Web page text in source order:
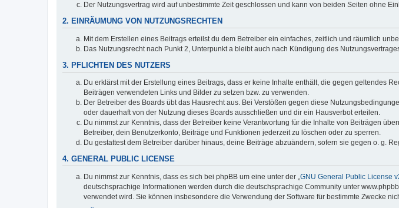
Der Nutzungsvertrag wird auf unbestimmte Zeit geschlossen und kann von beiden Seiten ohne
2. EINRÄUMUNG VON NUTZUNGSRECHTEN
Mit dem Erstellen eines Beitrags erteilst du dem Betreiber ein einfaches, zeitlich und räumlich
Das Nutzungsrecht nach Punkt 2, Unterpunkt a bleibt auch nach Kündigung des
3. PFLICHTEN DES NUTZERS
Du erklärst mit der Erstellung eines Beitrags, dass er keine Inhalte enthält, die gegen geltendes
Beiträgen verwendeten Links und Bilder zu setzen bzw. zu verwenden.
Der Betreiber des Boards übt das Hausrecht aus. Bei Verstößen gegen diese
oder dauerhaft von der Nutzung dieses Boards ausschließen und dir ein Hausverbot erteilen.
Du nimmst zur Kenntnis, dass der Betreiber keine Verantwortung für die Inhalte von Beiträgen
Betreiber, dein Benutzerkonto, Beiträge und Funktionen jederzeit zu löschen oder zu sperren.
Du gestattest dem Betreiber darüber hinaus, deine Beiträge abzuändern, sofern sie gegen o. g.
4. GENERAL PUBLIC LICENSE
Du nimmst zur Kenntnis, dass es sich bei phpBB um eine unter der „ GNU General Public License
deutschsprachige Informationen werden durch die deutschsprachige Community unter
verwendet wird. Sie können insbesondere die Verwendung der Software für bestimmte Zwecke